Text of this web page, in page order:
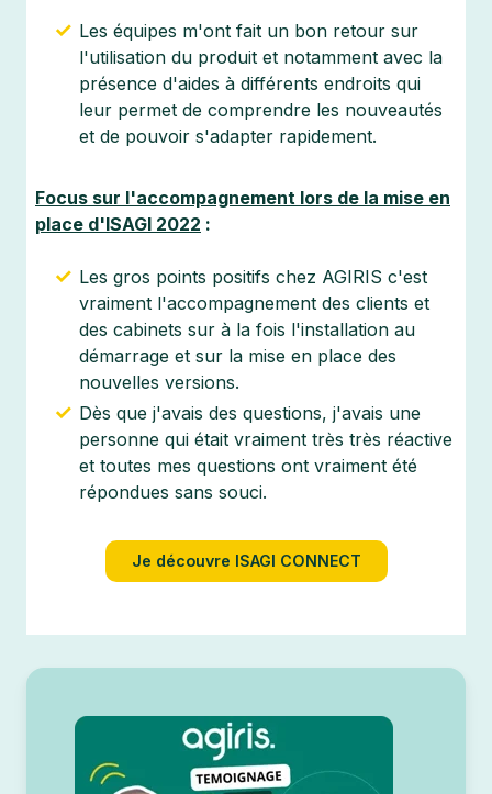
Les équipes m'ont fait un bon retour sur
l'utilisation du produit et notamment avec la
présence d'aides à différents endroits qui
leur permet de comprendre les nouveautés
et de pouvoir s'adapter rapidement.
Focus sur l'accompagnement lors de la mise en
place d'ISAGI 2022 :
Les gros points positifs chez AGIRIS c'est
vraiment l'accompagnement des clients et
des cabinets sur à la fois l'installation au
démarrage et sur la mise en place des
nouvelles versions.
Dès que j'avais des questions, j'avais une
personne qui était vraiment très très réactive
et toutes mes questions ont vraiment été
répondues sans souci.
Je découvre ISAGI CONNECT